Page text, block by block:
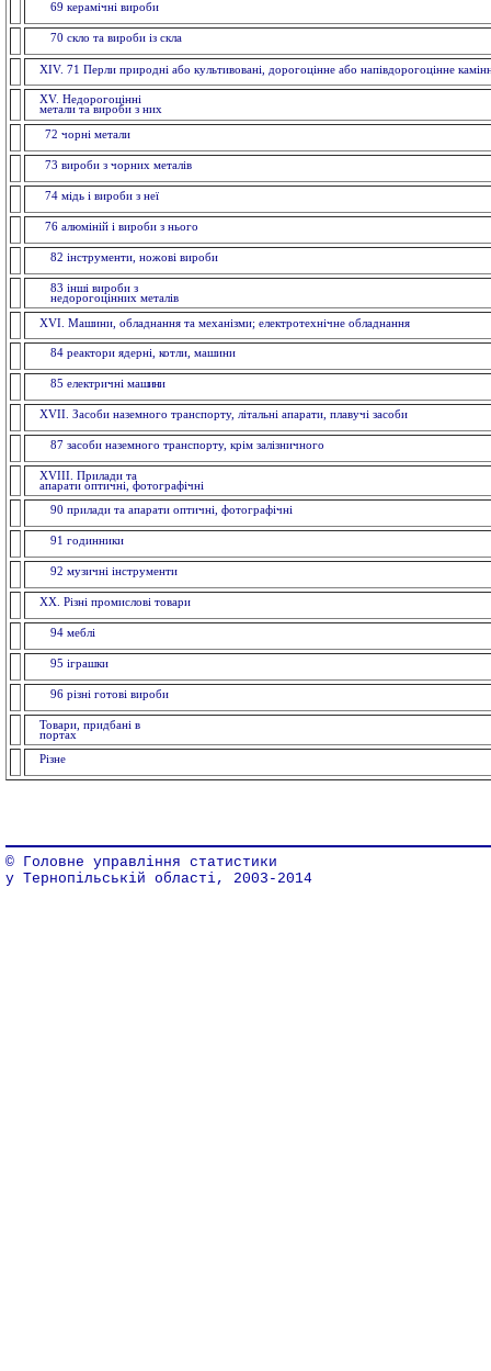
69 керамiчнi вироби
70 скло та вироби із cкла
ХІV. 71 Перли природні або культивовані, дорогоцінне або напівдорогоцінне
XV. Недорогоцінні
метали та вироби з них
72 чорнi метали
73 вироби з чорних металiв
74 мiдь i вироби з неї
76 алюмiнiй i вироби з нього
82 інструменти, ножовi вироби
83 іншi вироби з
недорогоцінних металiв
XVI. Машини, обладнання та механізми; електротехнічне обладнання
84 реактори ядерні, котли, машини
85 електричнi машини
XVII. Засоби наземного транспорту, літальні апарати, плавучі засоби
87 засоби наземного транспорту, крiм залізничного
XVIII. Прилади та
апарати оптичнi,
90 прилади та апарати оптичнi, фотографічні
91 годинники
92 музичні інструменти
XX. Рiзнi промислові товари
94 меблi
95 іграшки
96 рiзнi готовi вироби
Товари, придбані в
Різне
© Головне управління статистики
у Тернопільській області, 2003-2014